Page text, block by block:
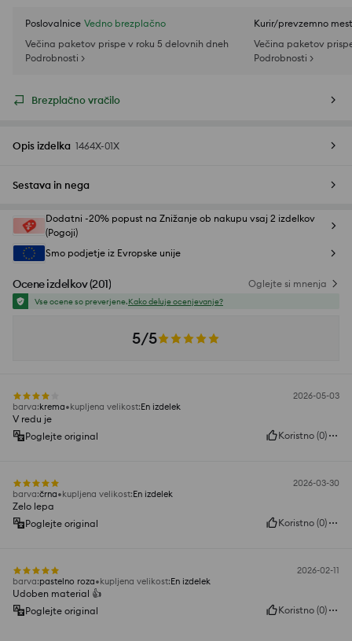
Poslovalnice Vedno brezplačno
Večina paketov prispe v roku 5 delovnih dneh
Podrobnosti >
Kurir/prevzemno
Večina paketov
Podrobnosti >
Brezplačno vračilo
Opis izdelka 1464X-01X
Sestava in nega
Dodatni -20% popust na Znižanje ob nakupu vsaj 2 izdelkov
(Pogoji)
Smo podjetje iz Evropske unije
Ocene izdelkov(201) Oglejte si mnenja
Vse ocene so preverjene.Kako deluje ocenjevanje?
5/5
2026-05-03
barva:krema kupljena velikost:En izdelek
V redu je
Poglejte original
Koristno (0)
2026-03-30
barva:črna kupljena velikost:En izdelek
Zelo lepa
Poglejte original
Koristno (0)
2026-02-11
barva:pastelno roza kupljena velikost:En izdelek
Udoben material 👍️
Poglejte original
Koristno (0)